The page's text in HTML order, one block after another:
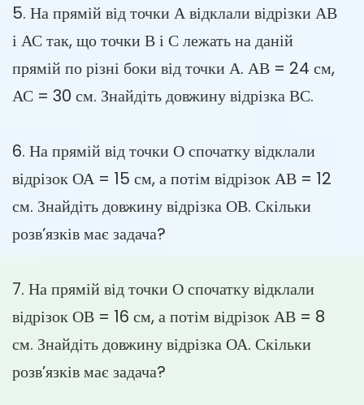
5. На прямій від точки А відклали відрізки АВ
і АС так, що точки В і С лежать на даній
прямій по різні боки від точки А. АВ = 24 см,
АС = 30 см. Знайдіть довжину відрізка ВС.
6. На прямій від точки О спочатку відклали
відрізок ОА = 15 см, а потім відрізок АВ = 12
см. Знайдіть довжину відрізка ОВ. Скільки
розв’язків має задача?
7. На прямій від точки О спочатку відклали
відрізок ОВ = 16 см, а потім відрізок АВ = 8
см. Знайдіть довжину відрізка ОА. Скільки
розв’язків має задача?